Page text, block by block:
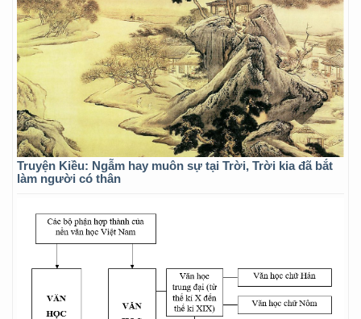
Truyện Kiều: Ngẫm hay muôn sự tại Trời, Trời kia đã bắt
làm người có thân